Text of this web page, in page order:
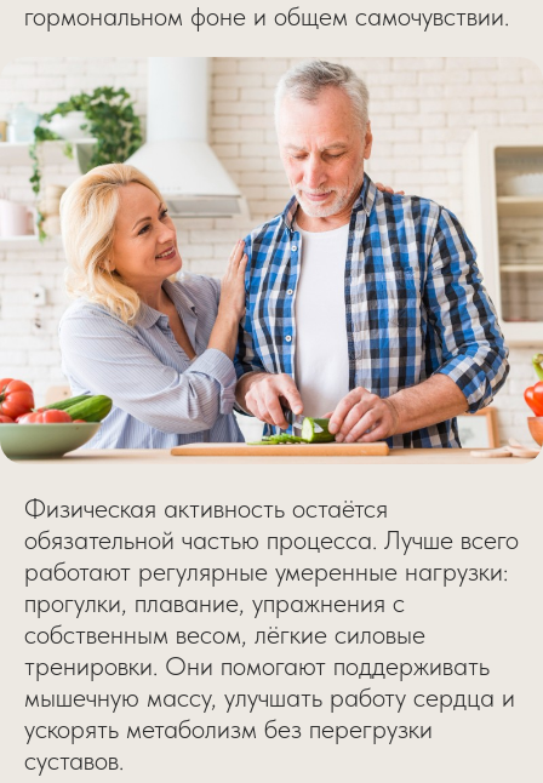
гормональном фоне и общем самочувствии.
Физическая активность остаётся
обязательной частью процесса. Лучше всего
работают регулярные умеренные нагрузки:
прогулки, плавание, упражнения с
собственным весом, лёгкие силовые
тренировки. Они помогают поддерживать
мышечную массу, улучшать работу сердца и
ускорять метаболизм без перегрузки
суставов.